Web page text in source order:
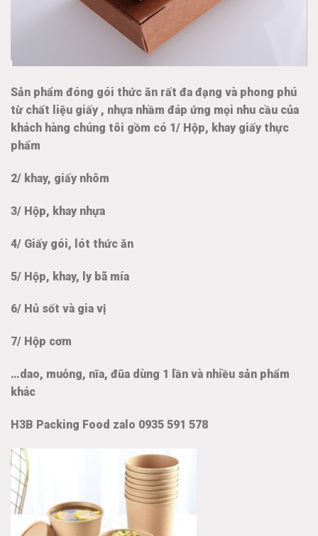
Sản phẩm đóng gói thức ăn rất đa đạng và phong phú
từ chất liệu giấy , nhựa nhầm đáp ứng mọi nhu cầu của
khách hàng chúng tôi gồm có 1/ Hộp, khay giấy thực
phẩm
2/ khay, giấy nhôm
3/ Hộp, khay nhựa
4/ Giấy gói, lót thức ăn
5/ Hộp, khay, ly bã mía
6/ Hủ sốt và gia vị
7/ Hộp cơm
…dao, muỗng, nĩa, đũa dùng 1 lần và nhiều sản phẩm
khác
H3B Packing Food zalo 0935 591 578